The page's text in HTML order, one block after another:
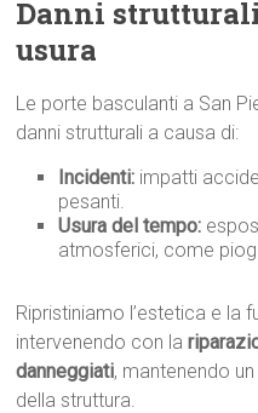
Danni
usura
Le porte basculanti a San
danni strutturali a causa di:
Incidenti: impatti
pesanti.
Usura del tempo:
atmosferici, come
Ripristiniamo l’estetica e la
intervenendo con la
danneggiati, mantenendo
della struttura.